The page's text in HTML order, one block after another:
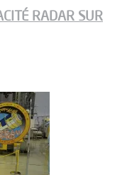
RADAR SUR